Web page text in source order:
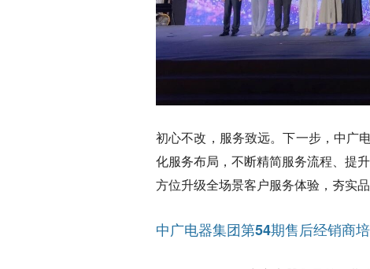
初心不改，服务致远。下一步，中广
化服务布局，不断精简服务流程、提
方位升级全场景客户服务体验，夯实
中广电器集团第54期售后经销商